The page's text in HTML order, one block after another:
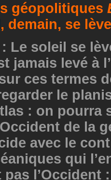
géopolitiques
demain, se
Le soleil se
jamais levé à
ces termes
le
: on pourra
de la
avec le
qui
pas l’Occident